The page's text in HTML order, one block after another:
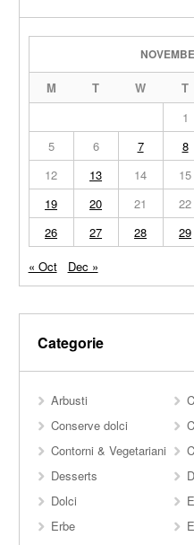
M T W T
1
5
6 7 8
12
13 14 15
19
20 21 22
26
27 28 29
« Oct
Dec »
Categorie
Arbusti
Conserve dolci
Contorni & Vegetariani
Desserts
Dolci
Erbe